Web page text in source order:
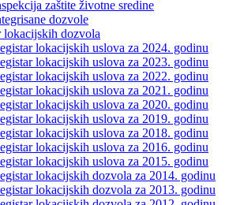
zaštite životne sredine
dozvole
lokacijskih dozvola
lokacijskih uslova za 2024. godinu
lokacijskih uslova za 2023. godinu
lokacijskih uslova za 2022. godinu
lokacijskih uslova za 2021. godinu
lokacijskih uslova za 2020. godinu
lokacijskih uslova za 2019. godinu
lokacijskih uslova za 2018. godinu
lokacijskih uslova za 2016. godinu
lokacijskih uslova za 2015. godinu
lokacijskih dozvola za 2014. godinu
lokacijskih dozvola za 2013. godinu